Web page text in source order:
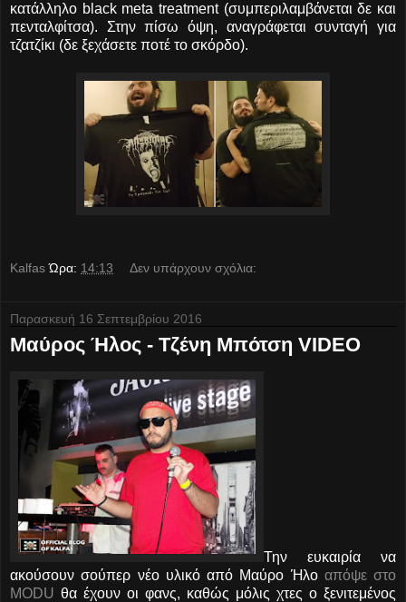
κατάλληλο black meta treatment (συμπεριλαμβάνεται δε και
πενταλφίτσα). Στην πίσω όψη, αναγράφεται συνταγή για
τζατζίκι (δε ξεχάσετε ποτέ το σκόρδο).
Kalfas Ώρα: 14:13 Δεν υπάρχουν σχόλια:
Παρασκευή 16 Σεπτεμβρίου 2016
Μαύρος Ήλος - Τζένη Μπότση VIDEO
Την ευκαιρία να
ακούσουν σούπερ νέο υλικό από Μαύρο Ήλο απόψε στο
MODU θα έχουν οι φανς, καθώς μόλις χτες ο ξενιτεμένος